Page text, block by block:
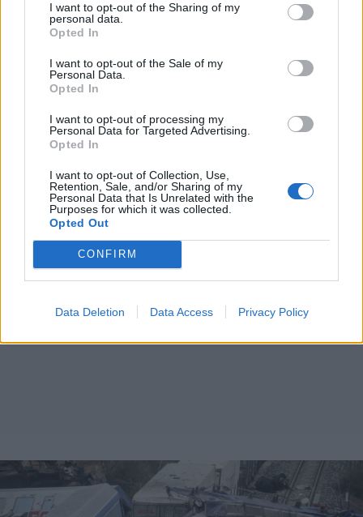
I want to opt-out of the Sharing of my
personal data.
Opted In
I want to opt-out of the Sale of my
Personal Data.
Opted In
I want to opt-out of processing my
Personal Data for Targeted Advertising.
Opted In
I want to opt-out of Collection, Use,
Retention, Sale, and/or Sharing of my
Personal Data that Is Unrelated with the
Purposes for which it was collected.
Opted Out
CONFIRM
Data Deletion Data Access Privacy Policy